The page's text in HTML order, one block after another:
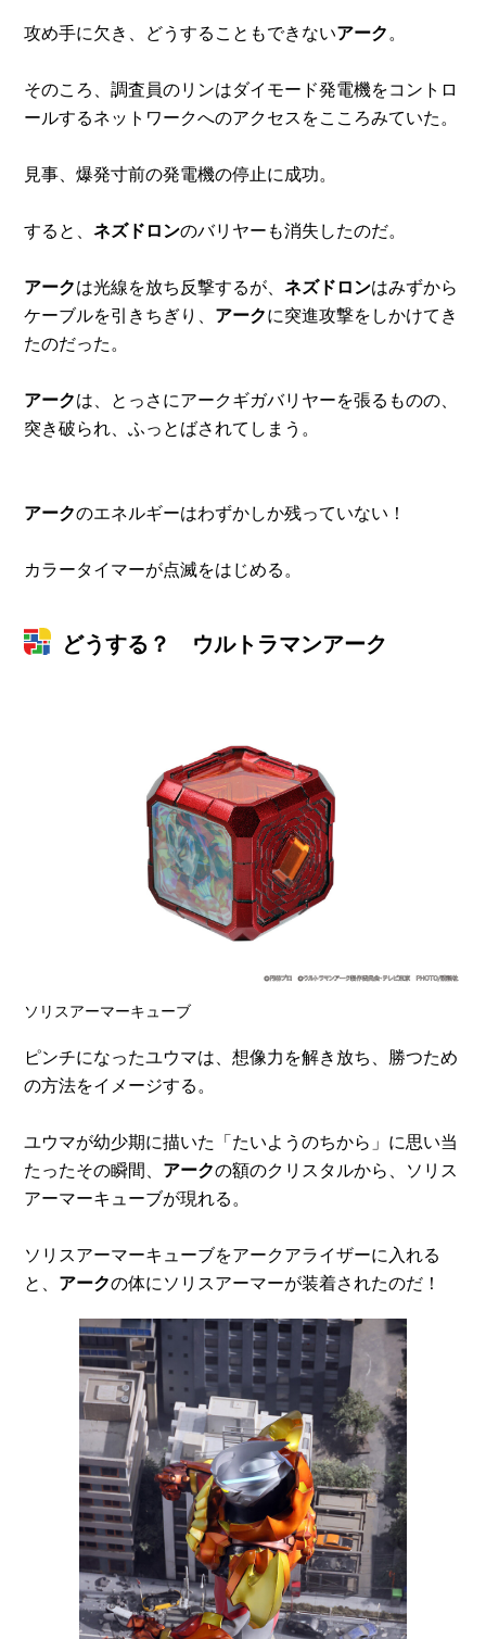
攻め手に欠き、どうすることもできないアーク。
そのころ、調査員のリンはダイモード発電機をコントロ
ールするネットワークへのアクセスをこころみていた。
見事、爆発寸前の発電機の停止に成功。
すると、ネズドロンのバリヤーも消失したのだ。
アークは光線を放ち反撃するが、ネズドロンはみずから
ケーブルを引きちぎり、 アークに突進攻撃をしかけてき
たのだった。
アークは、とっさにアークギガバリヤーを張るものの、
突き破られ、ふっとばされてしまう。
アークのエネルギーはわずかしか残っていない！
カラータイマーが点滅をはじめる。
どうする？ ウルトラマンアーク
ソリスアーマーキューブ
ピンチになったユウマは、想像力を解き放ち、勝つため
の方法をイメージする。
ユウマが幼少期に描いた「たいようのちから」に思い当
たったその瞬間、 アークの額のクリスタルから、ソリス
アーマーキューブが現れる。
ソリスアーマーキューブをアークアライザーに入れる
と、 アークの体にソリスアーマーが装着されたのだ！